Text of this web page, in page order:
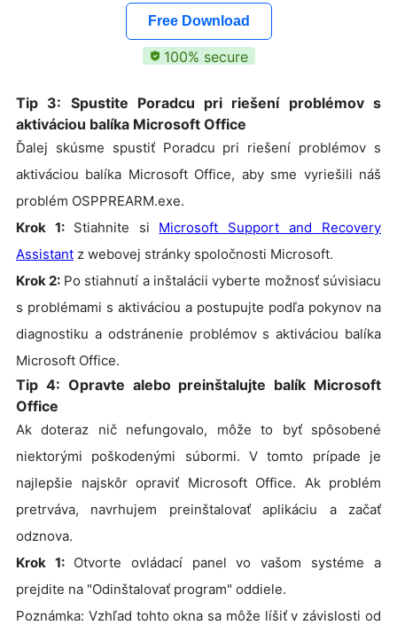
Free Download
100% secure
Tip 3: Spustite Poradcu pri riešení problémov s
aktiváciou balíka Microsoft Office
Ďalej skúsme spustiť Poradcu pri riešení problémov s
aktiváciou balíka Microsoft Office, aby sme vyriešili náš
problém OSPPREARM.exe.
Krok 1: Stiahnite si Microsoft Support and Recovery
Assistant z webovej stránky spoločnosti Microsoft.
Krok 2: Po stiahnutí a inštalácii vyberte možnosť súvisiacu
s problémami s aktiváciou a postupujte podľa pokynov na
diagnostiku a odstránenie problémov s aktiváciou balíka
Microsoft Office.
Tip 4: Opravte alebo preinštalujte balík Microsoft
Office
Ak doteraz nič nefungovalo, môže to byť spôsobené
niektorými poškodenými súbormi. V tomto prípade je
najlepšie najskôr opraviť Microsoft Office. Ak problém
pretrváva, navrhujem preinštalovať aplikáciu a začať
odznova.
Krok 1: Otvorte ovládací panel vo vašom systéme a
prejdite na "Odinštalovať program" oddiele.
Poznámka: Vzhľad tohto okna sa môže líšiť v závislosti od